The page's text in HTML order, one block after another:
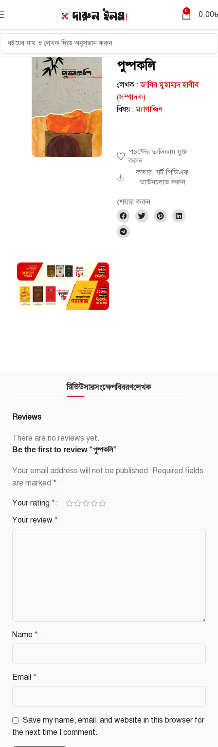
0 0.00
পুষ্পকলি
লেখক :জাবির মুহাম্মদ হাবীব
(সম্পাদক)
বিষয় :ম্যাগাজিন
পছন্দের তালিকায় যুক্ত
করুন
কভার, সর্ট পিডিএফ
ডাউনলোড করুন
শেয়ার করুন
রিভিউসারসংক্ষেপবিবরণলেখক
Reviews
There are no reviews yet.
Be the first to review “পুষ্পকলি”
Your email address will not be published. Required fields
are marked *
Your rating *
Your review *
Name *
Email *
Save my name, email, and website in this browser for
the next time I comment.